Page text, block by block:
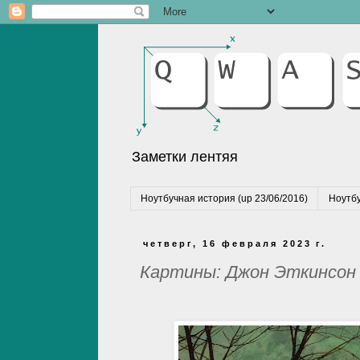
Заметки лентяя
Ноутбучная история (up 23/06/2016)
четверг, 16 февраля 2023 г.
Картины: Джон Эткинсон